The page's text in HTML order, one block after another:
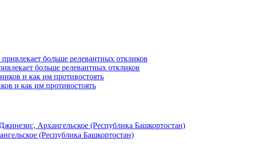
больше релевантных откликов
и как им противостоять
Джинезис, Архангельское (Республика Башкортостан)
(Республика Башкортостан)